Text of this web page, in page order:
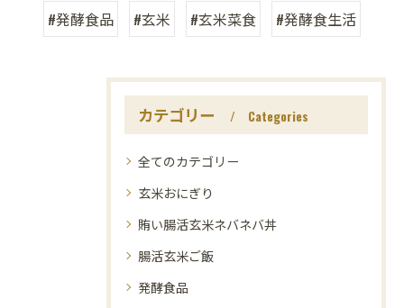
#発酵食品 #玄米 #玄米菜食 #発酵食生活
カテゴリー Categories
全てのカテゴリー
玄米おにぎり
賄い腸活玄米ネバネバ丼
腸活玄米ご飯
発酵食品